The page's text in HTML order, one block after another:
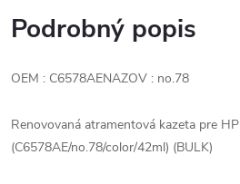
Podrobný popis
OEM : C6578AENAZOV : no.78
Renovovaná atramentová kazeta pre HP
(C6578AE/no.78/color/42ml) (BULK)